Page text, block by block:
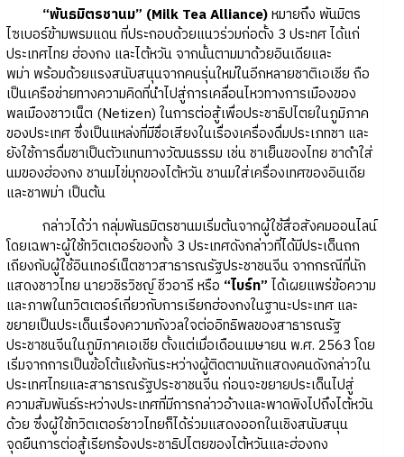
“พันธมิตรชานม” (Milk Tea Alliance)หมายถึง พันมิตร
ไซเบอร์ข้ามพรมแดน ที่ประกอบด้วยแนวร่วมก่อตั้ง 3 ประทศ ได้แก่
ประเทศไทย ฮ่องกง และไต้หวัน จากนั้นตามมาด้วยอินเดียและ
พม่า พร้อมด้วยแรงสนับสนุนจากคนรุ่นใหม่ในอีกหลายชาติเอเชีย ถือ
เป็นเครือข่ายทางความคิดที่นำไปสู่การเคลื่อนไหวทางการเมืองของ
พลเมืองชาวเน็ต (Netizen) ในการต่อสู้เพื่อประชาธิปไตยในภูมิภาค
ของประเทศ ซึ่งเป็นแหล่งที่มีชื่อเสียงในเรื่องเครื่องดื่มประเภทชา และ
ยังใช้การดื่มชาเป็นตัวแทนทางวัฒนธรรม เช่น ชาเย็นของไทย ชาดำใส่
นมของฮ่องกง ชานมไข่มุกของไต้หวัน ชานมใส่เครื่องเทศของอินเดีย
และชาพม่า เป็นต้น
กล่าวได้ว่า กลุ่มพันธมิตรชานมเริ่มต้นจากผู้ใช้สื่อสังคมออนไลน์
โดยเฉพาะผู้ใช้ทวิตเตอร์ของทั้ง 3 ประเทศดังกล่าวที่ได้มีประเด็นถก
เถียงกับผู้ใช้อินเทอร์เน็ตชาวสาธารณรัฐประชาชนจีน จากกรณีที่นัก
แสดงชาวไทย นายวชิรวิชญ์ ชีวอารี หรือ “ไบร์ท” ได้เผยแพร่ข้อความ
และภาพในทวิตเตอร์เกี่ยวกับการเรียกฮ่องกงในฐานะประเทศ และ
ขยายเป็นประเด็นเรื่องความกังวลใจต่ออิทธิพลของสาธารณรัฐ
ประชาชนจีนในภูมิภาคเอเชีย ตั้งแต่เมื่อเดือนเมษายน พ.ศ. 2563 โดย
เริ่มจากการเป็นข้อโต้แย้งกันระหว่างผู้ติดตามนักแสดงคนดังกล่าวใน
ประเทศไทยและสาธารณรัฐประชาชนจีน ก่อนจะขยายประเด็นไปสู่
ความสัมพันธ์ระหว่างประเทศที่มีการกล่าวอ้างและพาดพิงไปถึงไต้หวัน
ด้วย ซึ่งผู้ใช้ทวิตเตอร์ชาวไทยก็ได้ร่วมแสดงออกในเชิงสนับสนุน
จุดยืนการต่อสู้เรียกร้องประชาธิปไตยของไต้หวันและฮ่องกง